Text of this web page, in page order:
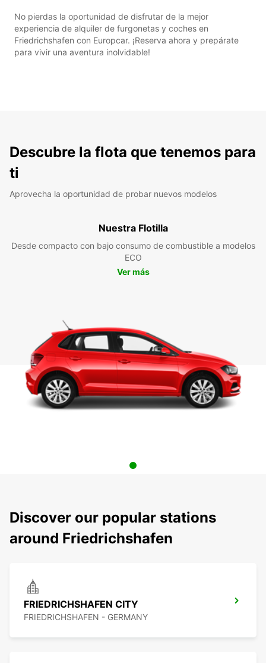
No pierdas la oportunidad de disfrutar de la mejor
experiencia de alquiler de furgonetas y coches en
Friedrichshafen con Europcar. ¡Reserva ahora y prepárate
para vivir una aventura inolvidable!
Descubre la flota que tenemos para
ti
Aprovecha la oportunidad de probar nuevos modelos
Nuestra Flotilla
Desde compacto con bajo consumo de combustible a modelos
ECO
Ver más
Discover our popular stations
around Friedrichshafen
FRIEDRICHSHAFEN CITY
FRIEDRICHSHAFEN - GERMANY